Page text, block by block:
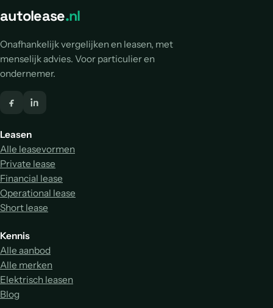
autolease.nl
Onafhankelijk vergelijken en leasen, met
menselijk advies. Voor particulier en
ondernemer.
Leasen
Alle leasevormen
Private lease
Financial lease
Operational lease
Short lease
Kennis
Alle aanbod
Alle merken
Elektrisch leasen
Blog